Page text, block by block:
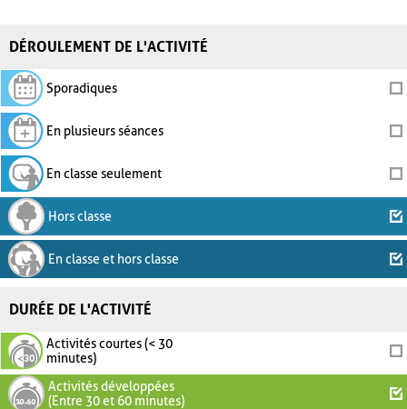
DÉROULEMENT DE L'ACTIVITÉ
Sporadiques
En plusieurs séances
En classe seulement
Hors classe
En classe et hors classe
DURÉE DE L'ACTIVITÉ
Activités courtes (< 30
minutes)
Activités développées
(Entre 30 et 60 minutes)